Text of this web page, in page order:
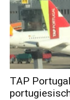
TAP